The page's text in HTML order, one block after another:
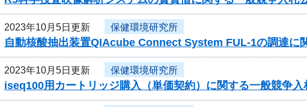
2023年10月5日更新 保健環境研究所
自動核酸抽出装置QIAcube Connect System FUL-1の調達に
2023年10月5日更新 保健環境研究所
iseq100用カートリッジ購入（単価契約）に関する一般競争入